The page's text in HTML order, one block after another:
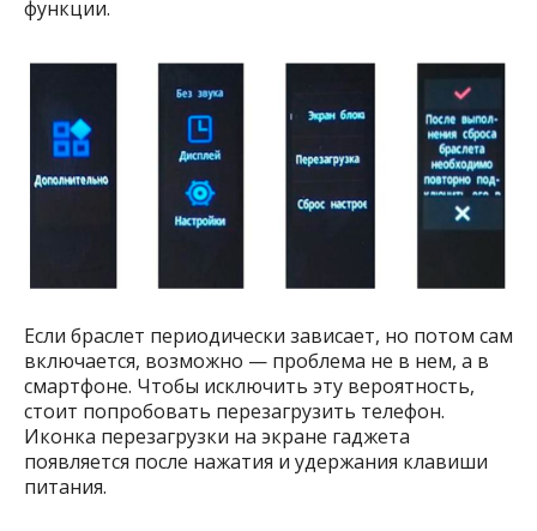
функции.
Если браслет периодически зависает, но потом сам
включается, возможно — проблема не в нем, а в
смартфоне. Чтобы исключить эту вероятность,
стоит попробовать перезагрузить телефон.
Иконка перезагрузки на экране гаджета
появляется после нажатия и удержания клавиши
питания.